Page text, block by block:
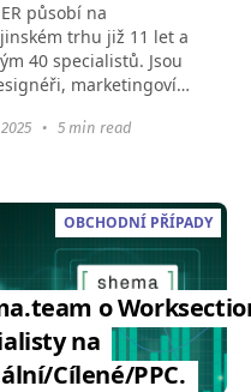
působí na
trhu již 11 let a
40 specialistů. Jsou
marketingoví
oddělení. Společnost
• 5 min read
OBCHODNÍ PŘÍPADY
o
na
Cílené/PPC.